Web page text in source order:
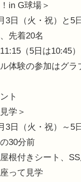
in G球場＞
3日（火・祝）と5
先着20名
（5日は10:45
体験の参加はグラ
ト
学＞
3日（火・祝）～5
30分前
根付きシート、
って見学